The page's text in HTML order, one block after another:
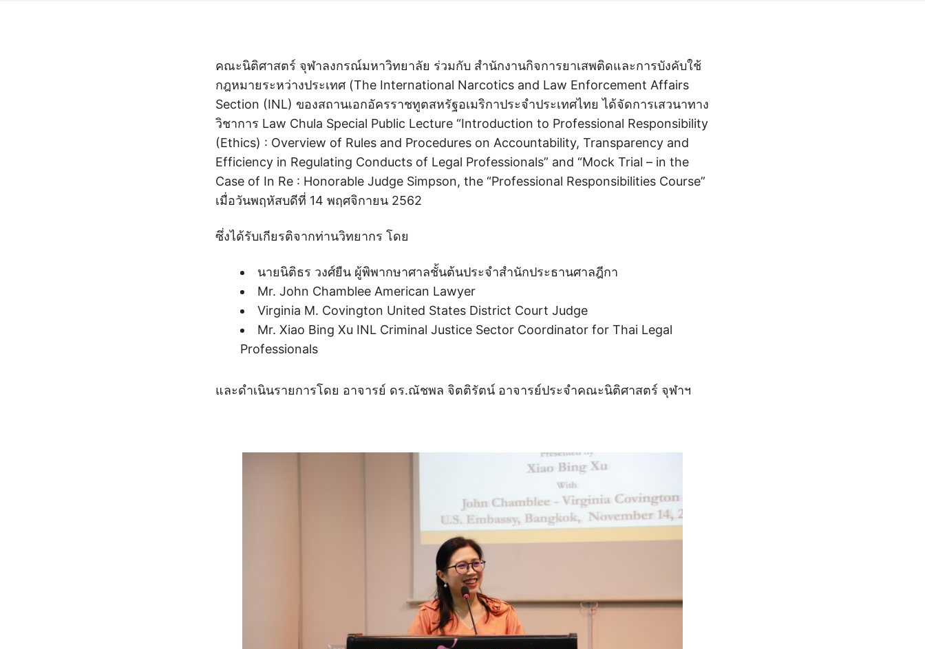
คณะนิติศาสตร์ จุฬาลงกรณ์มหาวิทยาลัย ร่วมกับ สำนักงานกิจการยาเสพติดและการบังคับใช้
กฎหมายระหว่างประเทศ (The International Narcotics and Law Enforcement Affairs
Section (INL) ของสถานเอกอัครราชทูตสหรัฐอเมริกาประจำประเทศไทย ได้จัดการเสวนาทาง
วิชาการ Law Chula Special Public Lecture “Introduction to Professional Responsibility
(Ethics) : Overview of Rules and Procedures on Accountability, Transparency and
Efficiency in Regulating Conducts of Legal Professionals” and “Mock Trial – in the
Case of In Re : Honorable Judge Simpson, the “Professional Responsibilities Course”
เมื่อวันพฤหัสบดีที่ 14 พฤศจิกายน 2562
ซึ่งได้รับเกียรติจากท่านวิทยากร โดย
นายนิติธร วงศ์ยืน ผู้พิพากษาศาลชั้นต้นประจำสำนักประธานศาลฎีกา
Mr. John Chamblee American Lawyer
Virginia M. Covington United States District Court Judge
Mr. Xiao Bing Xu INL Criminal Justice Sector Coordinator for Thai Legal
Professionals
และดำเนินรายการโดย อาจารย์ ดร.ณัชพล จิตติรัตน์ อาจารย์ประจำคณะนิติศาสตร์ จุฬาฯ